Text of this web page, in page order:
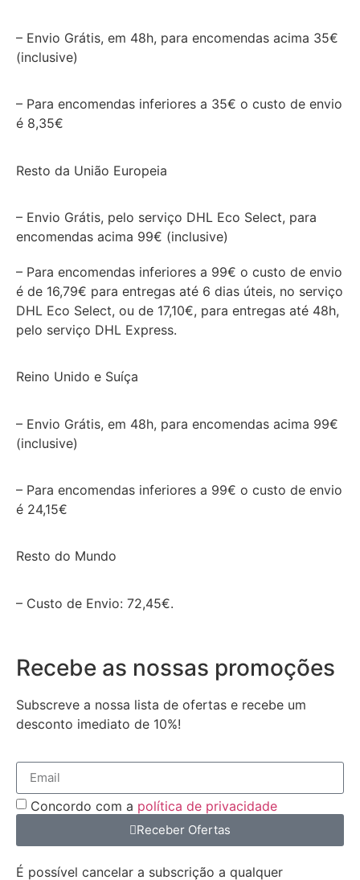
– Envio Grátis, em 48h, para encomendas acima 35€
(inclusive)
– Para encomendas inferiores a 35€ o custo de envio
é 8,35€
Resto da União Europeia
– Envio Grátis, pelo serviço DHL Eco Select, para
encomendas acima 99€ (inclusive)
– Para encomendas inferiores a 99€ o custo de envio
é de 16,79€ para entregas até 6 dias úteis, no serviço
DHL Eco Select, ou de 17,10€, para entregas até 48h,
pelo serviço DHL Express.
Reino Unido e Suíça
– Envio Grátis, em 48h, para encomendas acima 99€
(inclusive)
– Para encomendas inferiores a 99€ o custo de envio
é 24,15€
Resto do Mundo
– Custo de Envio: 72,45€.
Recebe as nossas promoções
Subscreve a nossa lista de ofertas e recebe um
desconto imediato de 10%!
Concordo com a política de privacidade
Receber Ofertas
É possível cancelar a subscrição a qualquer